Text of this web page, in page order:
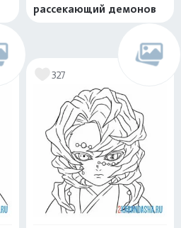
рассекающий демонов
327